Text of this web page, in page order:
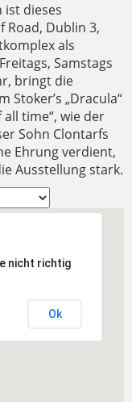
ist dieses
Road, Dublin 3,
als
Samstags
bringt die
Stoker’s „Dracula“
time“, wie der
Sohn Clontarfs
Ehrung verdient,
Ausstellung stark.
nicht richtig
Ok